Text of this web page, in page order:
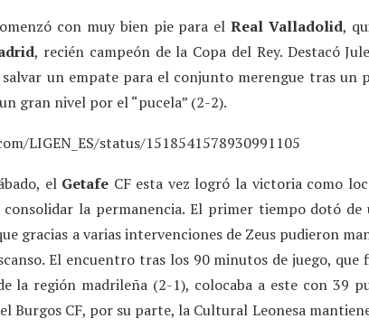
con muy bien pie para elReal Valladolid,
, recién campeón de la Copa del Rey. Destacó
un empate para el conjunto merengue tras un
gran nivel por el “pucela” (2-2).
LIGEN_ES/status/1518541578930991105
el Getafe CF esta vez logró la victoria como
la permanencia. El primer tiempo dotó
gracias a varias intervenciones de Zeus pudieron
El encuentro tras los 90 minutos de juego,
la región madrileña (2-1), colocaba a este con 39
Burgos CF, por su parte, la Cultural Leonesa